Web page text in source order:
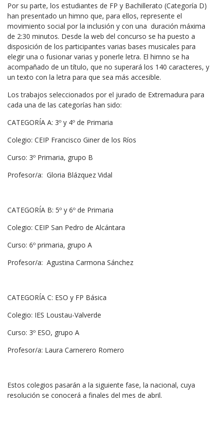
Por su parte, los estudiantes de FP y Bachillerato (Categoría D)
han presentado un himno que, para ellos, represente el
movimiento social por la inclusión y con una duración máxima
de 2:30 minutos. Desde la web del concurso se ha puesto a
disposición de los participantes varias bases musicales para
elegir una o fusionar varias y ponerle letra. El himno se ha
acompañado de un título, que no superará los 140 caracteres, y
un texto con la letra para que sea más accesible.
Los trabajos seleccionados por el jurado de Extremadura para
cada una de las categorías han sido:
CATEGORÍA A: 3º y 4º de Primaria
Colegio: CEIP Francisco Giner de los Ríos
Curso: 3º Primaria, grupo B
Profesor/a: Gloria Blázquez Vidal
CATEGORÍA B: 5º y 6º de Primaria
Colegio: CEIP San Pedro de Alcántara
Curso: 6º primaria, grupo A
Profesor/a: Agustina Carmona Sánchez
CATEGORÍA C: ESO y FP Básica
Colegio: IES Loustau-Valverde
Curso: 3º ESO, grupo A
Profesor/a: Laura Carnerero Romero
Estos colegios pasarán a la siguiente fase, la nacional, cuya
resolución se conocerá a finales del mes de abril.